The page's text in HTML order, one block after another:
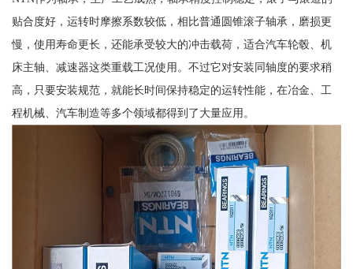
贴合度好，运转时摩擦系数较低，相比普通圆锥滚子轴承，磨损更
慢，使用寿命更长，还能承受较大的冲击载荷，适合汽车轮毂、机
床主轴、减速器这类重载工况使用。不过它对安装同轴度的要求稍
高，只要安装规范，就能长时间保持稳定的运转性能，在冶金、工
程机械、汽车制造等多个领域都得到了大量应用。